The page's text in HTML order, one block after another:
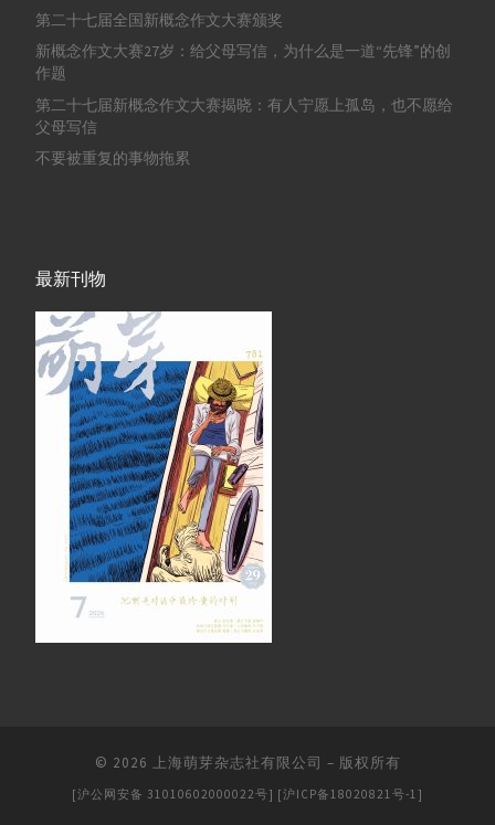
第二十七届全国新概念作文大赛颁奖
新概念作文大赛27岁：给父母写信，为什么是一道“先锋”的创
作题
第二十七届新概念作文大赛揭晓：有人宁愿上孤岛，也不愿给
父母写信
不要被重复的事物拖累
最新刊物
© 2026 上海萌芽杂志社有限公司 – 版权所有
[沪公网安备 31010602000022号] [沪ICP备18020821号-1]